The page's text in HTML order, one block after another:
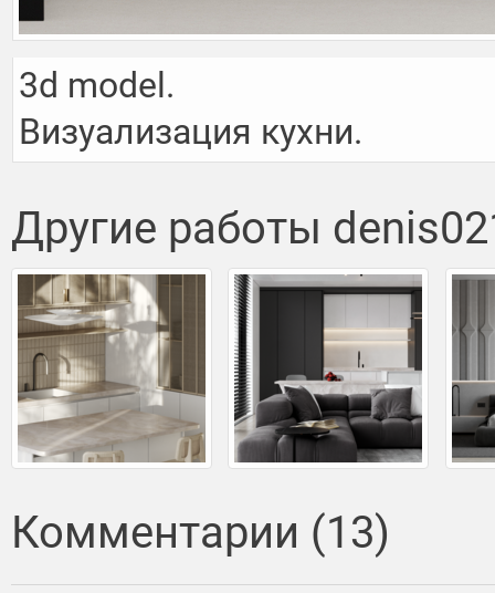
3d model.
Визуализация кухни.
Другие работы
Комментарии (13)